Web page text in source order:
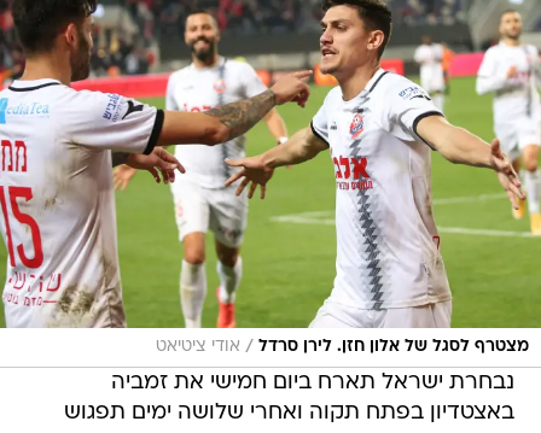
מצטרף לסגל של אלון חזן. לירן סרדל / אודי ציטיאט
נבחרת ישראל תארח ביום חמישי את זמביה
באצטדיון בפתח תקוה ואחרי שלושה ימים תפגוש